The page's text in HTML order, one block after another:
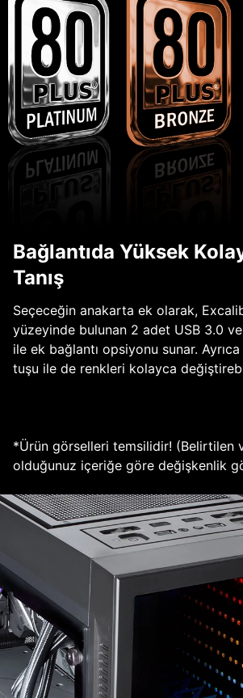
Bağlantıda Yüksek
Tanış
Seçeceğin anakarta ek olarak,
yüzeyinde bulunan 2 adet USB 3.0
ile ek bağlantı opsiyonu sunar.
tuşu ile de renkleri kolayca
*Ürün görselleri temsilidir! (Belirtilen
olduğunuz içeriğe göre değişkenlik